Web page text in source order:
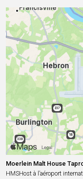
Moerlein Malt House
HMSHost à l’aéroport